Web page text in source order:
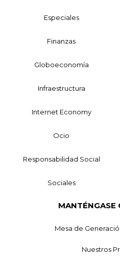
Especiales
Finanzas
Globoeconomía
Infraestructura
Internet Economy
Ocio
Responsabilidad Social
Sociales
MANTÉNGASE
Mesa de
Nuestros